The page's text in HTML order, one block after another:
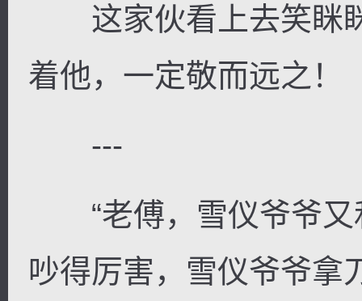
这家伙看上去笑眯
着他，一定敬而远之！
---
“老傅，雪仪爷爷又
吵得厉害，雪仪爷爷拿